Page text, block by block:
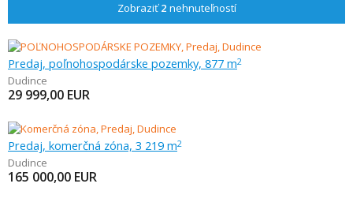
Zobraziť2 nehnuteľností
Predaj, poľnohospodárske pozemky, 877 m2
Dudince
29 999,00 EUR
Predaj, komerčná zóna, 3 219 m2
Dudince
165 000,00 EUR